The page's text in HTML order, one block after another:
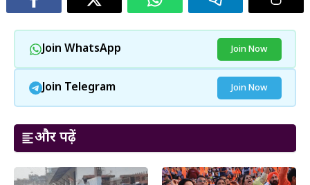
Join WhatsApp Join Now
Join Telegram Join Now
और पढ़ें